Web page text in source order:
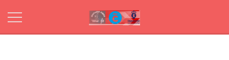
content
Ximnasio
Web oficial de